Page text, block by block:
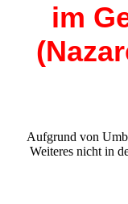
im
Aufgrund von
Weiteres nicht in